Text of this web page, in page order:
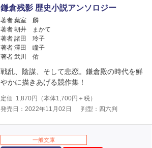
鎌倉残影 歴史小説アンソロジー
著者 葉室 麟
著者 朝井 まかて
著者 諸田 玲子
著者 澤田 瞳子
著者 武川 佑
戦乱、陰謀、そして悲恋。鎌倉殿の時代を鮮
やかに描きあげる競作集！
定価 1,870円（本体1,700円＋税）
発売日：2022年11月02日
判型：四六判
一般文庫